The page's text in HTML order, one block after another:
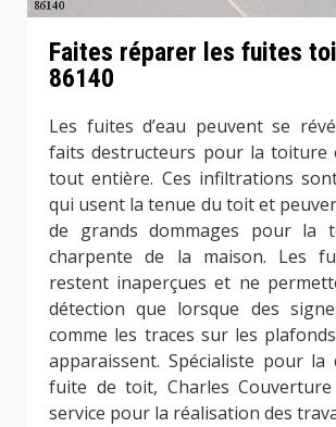
Faites réparer les fuites
86140
Les fuites d’eau peuvent se
faits destructeurs pour la toiture
tout entière. Ces infiltrations
qui usent la tenue du toit et
de grands dommages pour la
charpente de la maison. Les
restent inaperçues et ne
détection que lorsque des
comme les traces sur les
apparaissent. Spécialiste pour la
fuite de toit, Charles
service pour la réalisation des